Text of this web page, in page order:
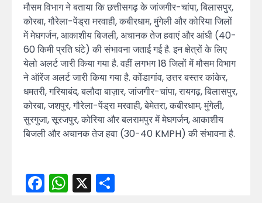
मौसम विभाग ने बताया कि छत्तीसगढ़ के जांजगीर-चांपा, बिलासपुर,
कोरबा, गौरेला-पेंड्रा मरवाही, कबीरधाम, मुंगेली और कोरिया जिलों
में मेघगर्जन, आकाशीय बिजली, अचानक तेज हवाएं और आंधी (40-
60 किमी प्रति घंटे) की संभावना जताई गई है. इन क्षेत्रों के लिए
येलो अलर्ट जारी किया गया है. वहीं लगभग 18 जिलों में मौसम विभाग
ने ऑरेंज अलर्ट जारी किया गया है. कोंडागांव, उत्तर बस्तर कांकेर,
धमतरी, गरियाबंद, बलौदा बाज़ार, जांजगीर-चांपा, रायगढ़, बिलासपुर,
कोरबा, जशपुर, गौरेला-पेंड्रा मरवाही, बेमेतरा, कबीरधाम, मुंगेली,
सुरगुजा, सूरजपुर, कोरिया और बलरामपुर में मेघगर्जन, आकाशीय
बिजली और अचानक तेज हवा (30-40 KMPH) की संभावना है.
Facebook
WhatsApp
X